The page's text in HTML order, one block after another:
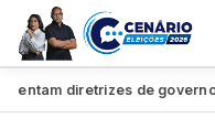
diretrizes de governo